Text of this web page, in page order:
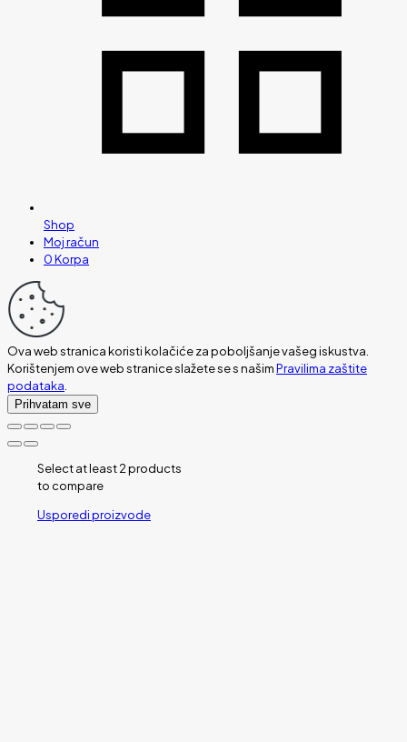
Shop
Moj račun
0Korpa
Ova web stranica koristi kolačiće za poboljšanje vašeg iskustva.
Korištenjem ove web stranice slažete se s našimPravilima zaštite
podataka.
Prihvatam sve
Select at least 2 products
to compare
Usporedi proizvode